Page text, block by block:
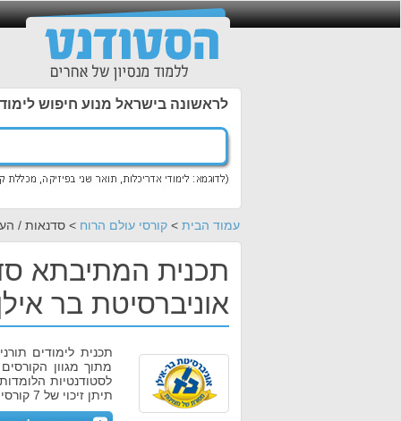
לראשונה בישראל מנוע חיפוש
עמוד הבית >קורסי עולם הרוח> סדנאות /
תכנית המתיבתא
אוניברסיטת בר
תכנית לימודים
מתוך מגוון
לסטודנטיות
תיתן זיכוי של 7 קורסים שנתיים. המשתתפות בתכנית זכאיות למלגה..